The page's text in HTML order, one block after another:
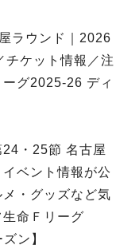
ラウンド｜2026
ケット情報／注
グ2025-26 ディ
24・25節 名古屋
ベント情報が公
・グッズなど気
命Ｆリーグ
ン】